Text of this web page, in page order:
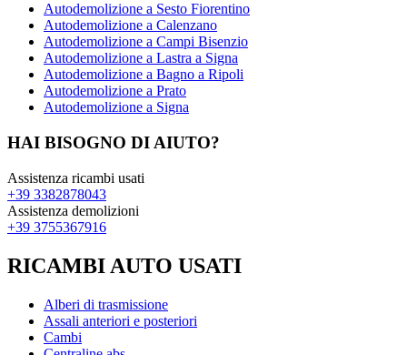
Autodemolizione a Sesto Fiorentino
Autodemolizione a Calenzano
Autodemolizione a Campi Bisenzio
Autodemolizione a Lastra a Signa
Autodemolizione a Bagno a Ripoli
Autodemolizione a Prato
Autodemolizione a Signa
HAI BISOGNO DI AIUTO?
Assistenza ricambi usati
+39 3382878043
Assistenza demolizioni
+39 3755367916
RICAMBI AUTO USATI
Alberi di trasmissione
Assali anteriori e posteriori
Cambi